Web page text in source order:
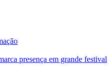
presença em grande festival